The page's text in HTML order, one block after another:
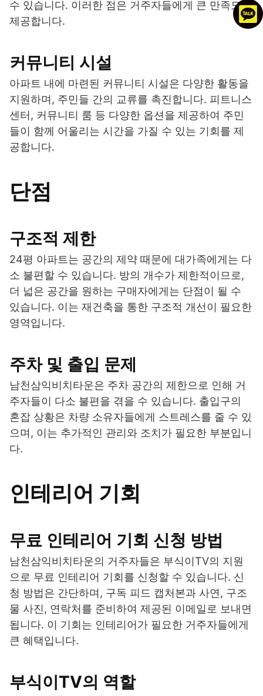
수 있습니다. 이러한 점은 거주자들에게 큰 만족도를
제공합니다.
커뮤니티 시설
아파트 내에 마련된 커뮤니티 시설은 다양한 활동을
지원하며, 주민들 간의 교류를 촉진합니다. 피트니스
센터, 커뮤니티 룸 등 다양한 옵션을 제공하여 주민
들이 함께 어울리는 시간을 가질 수 있는 기회를 제
공합니다.
단점
구조적 제한
24평 아파트는 공간의 제약 때문에 대가족에게는 다
소 불편할 수 있습니다. 방의 개수가 제한적이므로,
더 넓은 공간을 원하는 구매자에게는 단점이 될 수
있습니다. 이는 재건축을 통한 구조적 개선이 필요한
영역입니다.
주차 및 출입 문제
남천삼익비치타운은 주차 공간의 제한으로 인해 거
주자들이 다소 불편을 겪을 수 있습니다. 출입구의
혼잡 상황은 차량 소유자들에게 스트레스를 줄 수 있
으며, 이는 추가적인 관리와 조치가 필요한 부분입니
다.
인테리어 기회
무료 인테리어 기회 신청 방법
남천삼익비치타운의 거주자들은 부식이TV의 지원
으로 무료 인테리어 기회를 신청할 수 있습니다. 신
청 방법은 간단하며, 구독 피드 캡처본과 사연, 구조
물 사진, 연락처를 준비하여 제공된 이메일로 보내면
됩니다. 이 기회는 인테리어가 필요한 거주자들에게
큰 혜택입니다.
부식이TV의 역할